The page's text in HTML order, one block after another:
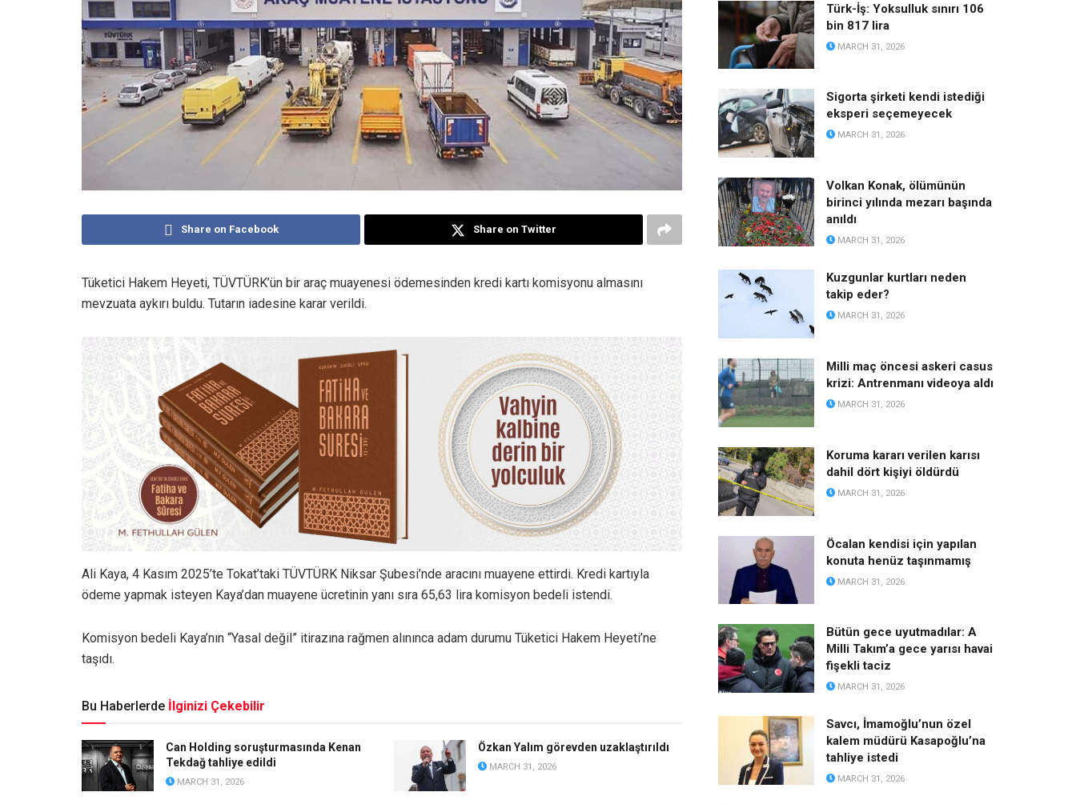
Share on Facebook Share on Twitter
Tüketici Hakem Heyeti, TÜVTÜRK’ün bir araç muayenesi ödemesinden kredi kartı komisyonu almasını
mevzuata aykırı buldu. Tutarın iadesine karar verildi.
Ali Kaya, 4 Kasım 2025’te Tokat’taki TÜVTÜRK Niksar Şubesi’nde aracını muayene ettirdi. Kredi kartıyla
ödeme yapmak isteyen Kaya’dan muayene ücretinin yanı sıra 65,63 lira komisyon bedeli istendi.
Komisyon bedeli Kaya’nın “Yasal değil” itirazına rağmen alınınca adam durumu Tüketici Hakem Heyeti’ne
taşıdı.
Bu Haberlerde İlginizi Çekebilir
Can Holding soruşturmasında Kenan
Tekdağ tahliye edildi
MARCH 31, 2026
Özkan Yalım görevden uzaklaştırıldı
MARCH 31, 2026
Türk-İş: Yoksulluk sınırı 106
bin 817 lira
MARCH 31, 2026
Sigorta şirketi kendi istediği
eksperi seçemeyecek
MARCH 31, 2026
Volkan Konak, ölümünün
birinci yılında mezarı başında
anıldı
MARCH 31, 2026
Kuzgunlar kurtları neden
takip eder?
MARCH 31, 2026
Milli maç öncesi askeri casus
krizi: Antrenmanı videoya aldı
MARCH 31, 2026
Koruma kararı verilen karısı
dahil dört kişiyi öldürdü
MARCH 31, 2026
Öcalan kendisi için yapılan
konuta henüz taşınmamış
MARCH 31, 2026
Bütün gece uyutmadılar: A
Milli Takım’a gece yarısı havai
fişekli taciz
MARCH 31, 2026
Savcı, İmamoğlu’nun özel
kalem müdürü Kasapoğlu’na
tahliye istedi
MARCH 31, 2026